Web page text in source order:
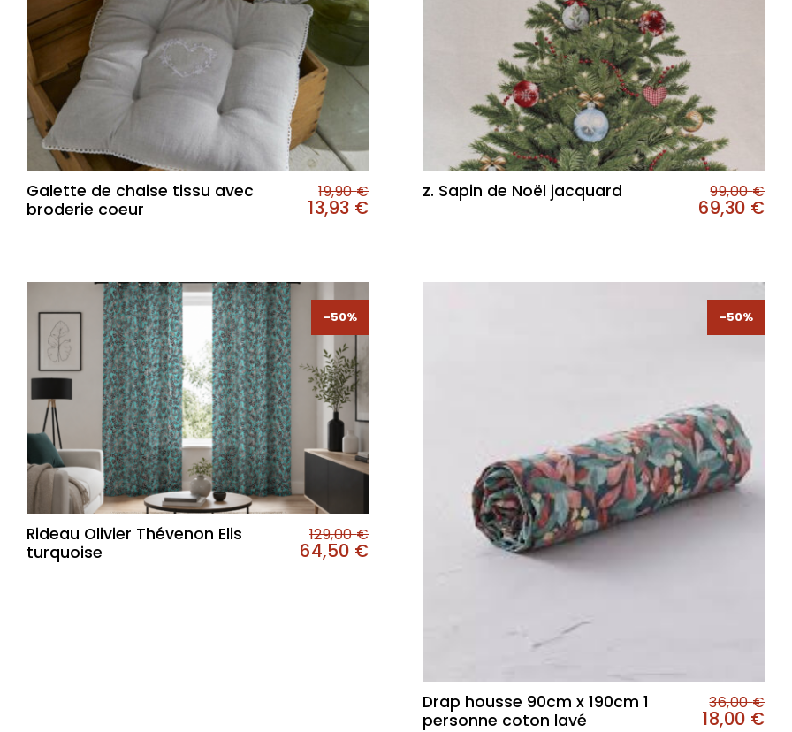
Galette de chaise tissu avec
broderie coeur
19,90€
13,93 €
z. Sapin de Noël jacquard 99,00€
69,30 €
-50%
-50%
Rideau Olivier Thévenon Elis
turquoise
129,00€
64,50 €
-50%
Drap housse 90cm x 190cm 1
personne coton lavé
36,00€
18,00 €